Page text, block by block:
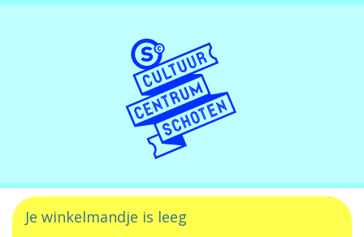
Je winkelmandje is leeg